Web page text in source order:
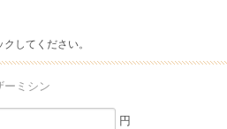
してください。
ーミシン
円